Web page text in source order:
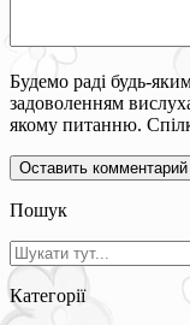
Будемо раді будь-
задоволенням
якому питанню.
Пошук
Категорії